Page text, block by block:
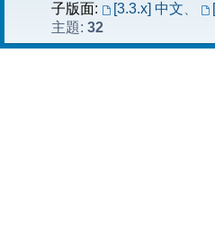
子版面:
[3.3.x] 中文
主題: 32